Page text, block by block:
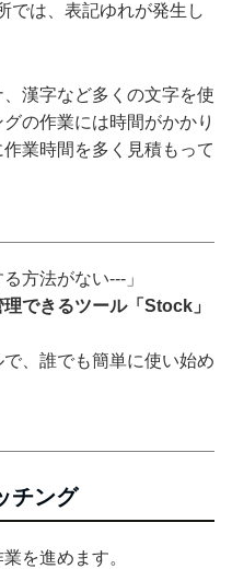
では、表記ゆれが発生し
漢字など多くの文字を使
の作業には時間がかかり
業時間を多く見積もって
方法がない---」
できるツール「Stock」
、誰でも簡単に使い始め
チング
を進めます。